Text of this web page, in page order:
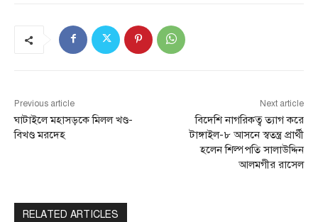
Previous article
ঘাটাইলে মহাসড়কে মিলল খণ্ড-
বিখণ্ড মরদেহ
Next article
বিদেশি নাগরিকত্ব ত্যাগ করে
টাঙ্গাইল-৮ আসনে স্বতন্ত্র প্রার্থী
হলেন শিল্পপতি সালাউদ্দিন
আলমগীর রাসেল
RELATED ARTICLES